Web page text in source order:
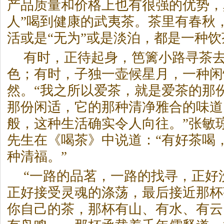
产品质量和价格上也有很强的优势
人”喝到健康的武夷茶。茶里有春秋
活或是“无为”或是淡泊，都是一种
有时，正待起身，笆篱小路寻茶
色；有时，子独一壶候星月，一种
然。“我之所以爱茶，就是爱茶的那
那份闲适，它的那种清净雅合的味
般，这种生活确实令人向往。”张敏
先生在《喝茶》中说道：“有好茶喝
种清福。”
“一路的品茗，一路的找寻，正
正好接受灵魂的涤荡，最后接近那
你自己的茶，那杯有山、有水、有